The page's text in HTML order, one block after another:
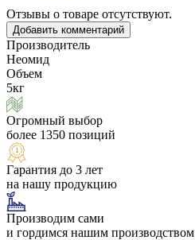
Отзывы о товаре отсутствуют.
Добавить комментарий
Производитель
Неомид
Объем
5кг
Огромный выбор
более 1350 позиций
Гарантия до 3 лет
на нашу продукцию
Производим сами
и гордимся нашим производством